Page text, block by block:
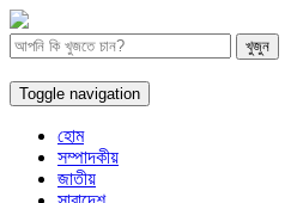
Toggle navigation
হোম
সম্পাদকীয়
জাতীয়